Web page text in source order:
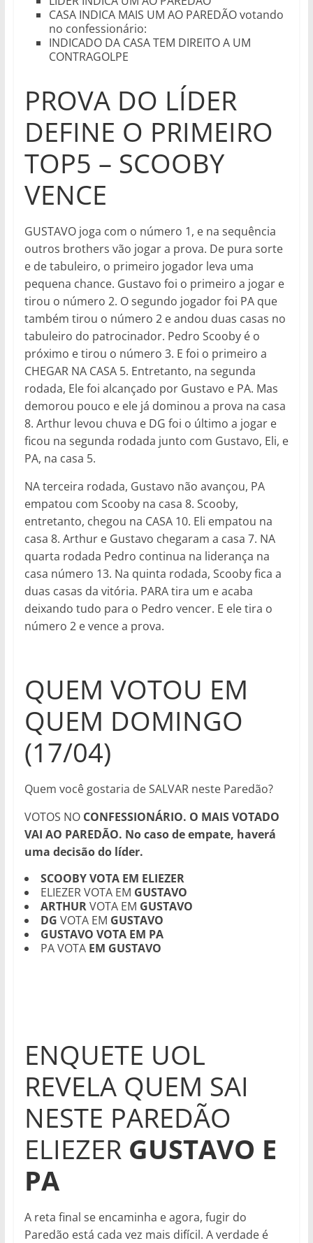
CASA INDICA MAIS UM AO PAREDÃO votando
no confessionário:
INDICADO DA CASA TEM DIREITO A UM
CONTRAGOLPE
PROVA DO LÍDER
DEFINE O PRIMEIRO
TOP5 – SCOOBY
VENCE
GUSTAVO joga com o número 1, e na sequência
outros brothers vão jogar a prova. De pura sorte
e de tabuleiro, o primeiro jogador leva uma
pequena chance. Gustavo foi o primeiro a jogar e
tirou o número 2. O segundo jogador foi PA que
também tirou o número 2 e andou duas casas no
tabuleiro do patrocinador. Pedro Scooby é o
próximo e tirou o número 3. E foi o primeiro a
CHEGAR NA CASA 5. Entretanto, na segunda
rodada, Ele foi alcançado por Gustavo e PA. Mas
demorou pouco e ele já dominou a prova na casa
8. Arthur levou chuva e DG foi o último a jogar e
ficou na segunda rodada junto com Gustavo, Eli, e
PA, na casa 5.
NA terceira rodada, Gustavo não avançou, PA
empatou com Scooby na casa 8. Scooby,
entretanto, chegou na CASA 10. Eli empatou na
casa 8. Arthur e Gustavo chegaram a casa 7. NA
quarta rodada Pedro continua na liderança na
casa número 13. Na quinta rodada, Scooby fica a
duas casas da vitória. PARA tira um e acaba
deixando tudo para o Pedro vencer. E ele tira o
número 2 e vence a prova.
QUEM VOTOU EM
QUEM DOMINGO
(17/04)
Quem você gostaria de SALVAR neste Paredão?
VOTOS NO CONFESSIONÁRIO. O MAIS VOTADO
VAI AO PAREDÃO. No caso de empate, haverá
uma decisão do líder.
SCOOBY VOTA EM ELIEZER
ELIEZER VOTA EM GUSTAVO
ARTHURVOTA EM GUSTAVO
DG VOTA EM GUSTAVO
GUSTAVO VOTA EM PA
PA VOTA EM GUSTAVO
ENQUETE UOL
REVELA QUEM SAI
NESTE PAREDÃO
ELIEZER GUSTAVO E
PA
A reta final se encaminha e agora, fugir do
Paredão está cada vez mais difícil. A verdade é